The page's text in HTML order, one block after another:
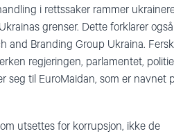
i rettssaker rammer
grenser. Dette forklarer også
and Branding Group Ukraina.
regjeringen, parlamentet,
seg til EuroMaidan, som er navnet
utsettes for korrupsjon, ikke de